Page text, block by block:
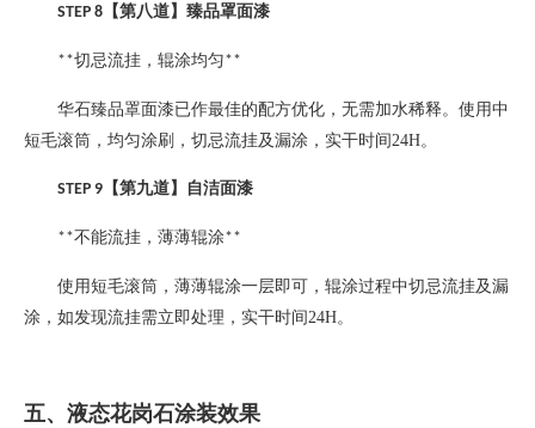
STEP 8 【第八道】臻品罩面漆
**切忌流挂，辊涂均匀**
华石臻品罩面漆已作最佳的配方优化，无需加水稀释。使用中
短毛滚筒，均匀涂刷，切忌流挂及漏涂，实干时间24H。
STEP 9 【第九道】自洁面漆
**不能流挂，薄薄辊涂**
使用短毛滚筒，薄薄辊涂一层即可，辊涂过程中切忌流挂及漏
涂，如发现流挂需立即处理，实干时间24H。
五、液态花岗石涂装效果